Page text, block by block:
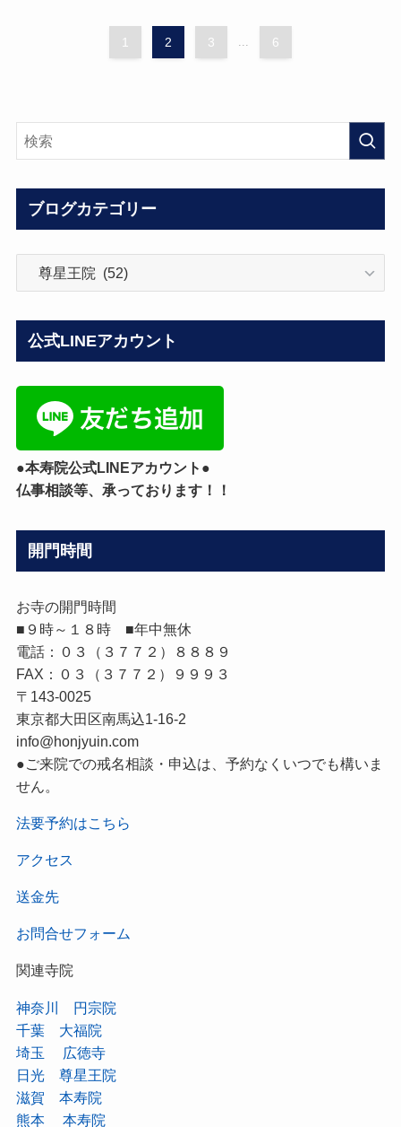
1 2 3 ... 6
ブログカテゴリー
公式LINEアカウント
●本寿院公式LINEアカウント●
仏事相談等、承っております！！
開門時間
お寺の開門時間
■９時～１８時 ■年中無休
電話：０３（３７７２）８８８９
FAX：０３（３７７２）９９９３
〒143-0025
東京都大田区南馬込1-16-2
info@honjyuin.com
●ご来院での戒名相談・申込は、予約なくいつでも構いま
せん。
法要予約はこちら
アクセス
送金先
お問合せフォーム
関連寺院
神奈川 円宗院
千葉 大福院
埼玉 広徳寺
日光 尊星王院
滋賀 本寿院
熊本 本寿院